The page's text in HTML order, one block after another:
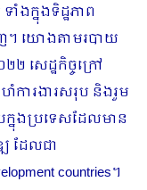
ងក្នុងទិដ្ឋភាព
យោងតាមរបាយ
សេដ្ឋកិច្ចក្រៅ
ហំការងារសរុប និងរួម
ងប្រទេសដែលមាន
ដែលជា
countries។